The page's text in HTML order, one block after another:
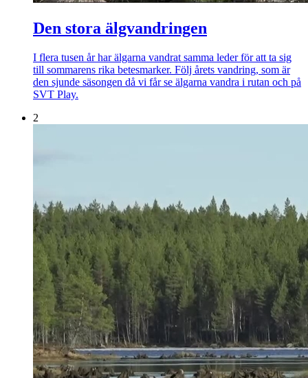
Den stora älgvandringen
I flera tusen år har älgarna vandrat samma leder för att ta sig
till sommarens rika betesmarker. Följ årets vandring, som är
den sjunde säsongen då vi får se älgarna vandra i rutan och på
SVT Play.
2